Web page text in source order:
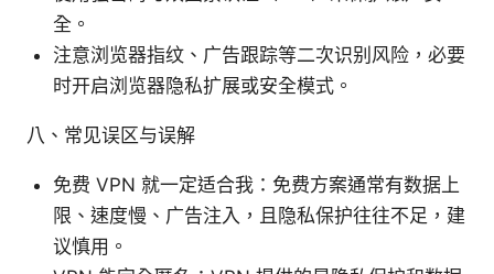
全。
注意浏览器指纹、广告跟踪等二次识别风险，必要
时开启浏览器隐私扩展或安全模式。
八、常见误区与误解
免费 VPN 就一定适合我：免费方案通常有数据上
限、速度慢、广告注入，且隐私保护往往不足，建
议慎用。